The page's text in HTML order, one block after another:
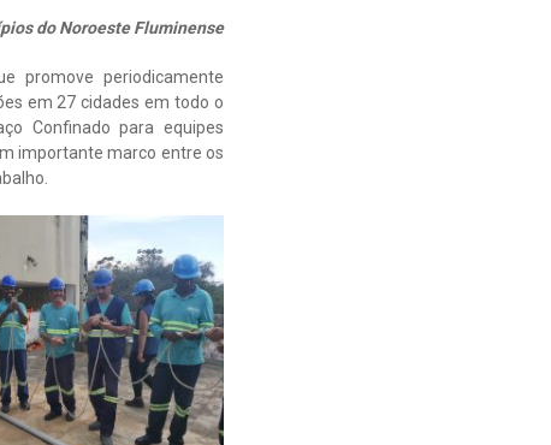
do Noroeste Fluminense
promove periodicamente
em 27 cidades em todo o
Confinado para equipes
importante marco entre os